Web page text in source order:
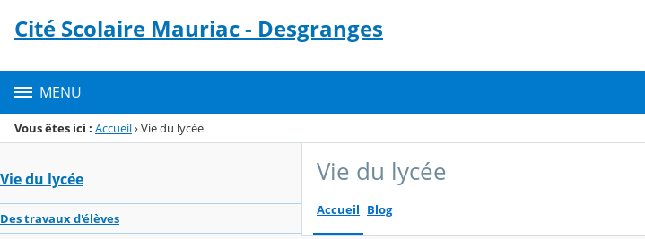
Menu de la rubrique
Contenu
Cité Scolaire Mauriac - Desgranges
MENU
Vous êtes ici : Accueil›Vie du lycée
Vie du lycée
Des travaux d'élèves
Vie du lycée
Accueil Blog